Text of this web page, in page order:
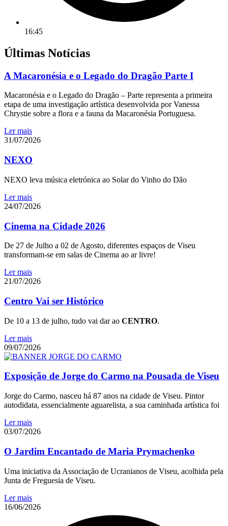
16:45
Últimas Notícias
A Macaronésia e o Legado do Dragão Parte I
Macaronésia e o Legado do Dragão – Parte representa a primeira
etapa de uma investigação artística desenvolvida por Vanessa
Chrystie sobre a flora e a fauna da Macaronésia Portuguesa.
Ler mais
31/07/2026
NEXO
NEXO leva música eletrónica ao Solar do Vinho do Dão
Ler mais
24/07/2026
Cinema na Cidade 2026
De 27 de Julho a 02 de Agosto, diferentes espaços de Viseu
transformam-se em salas de Cinema ao ar livre!
Ler mais
21/07/2026
Centro Vai ser Histórico
De 10 a 13 de julho, tudo vai dar ao CENTRO.
Ler mais
09/07/2026
Exposição de Jorge do Carmo na Pousada de Viseu
Jorge do Carmo, nasceu há 87 anos na cidade de Viseu. Pintor
autodidata, essencialmente aguarelista, a sua caminhada artística foi
Ler mais
03/07/2026
O Jardim Encantado de Maria Prymachenko
Uma iniciativa da Associação de Ucranianos de Viseu, acolhida pela
Junta de Freguesia de Viseu.
Ler mais
16/06/2026